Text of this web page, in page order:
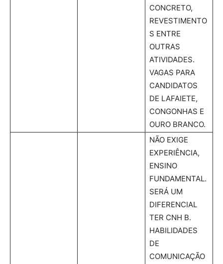
CONCRETO,
REVESTIMENTO
S ENTRE
OUTRAS
ATIVIDADES.
VAGAS PARA
CANDIDATOS
DE LAFAIETE,
CONGONHAS E
OURO BRANCO.
NÃO EXIGE
EXPERIÊNCIA,
ENSINO
FUNDAMENTAL.
SERÁ UM
DIFERENCIAL
TER CNH B.
HABILIDADES
DE
COMUNICAÇÃO